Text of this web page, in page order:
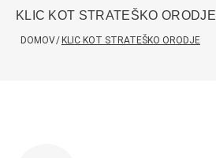
KLIC KOT STRATEŠKO ORODJE
DOMOV/ KLIC KOT STRATEŠKO ORODJE